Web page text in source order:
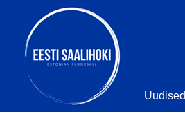
Uudised